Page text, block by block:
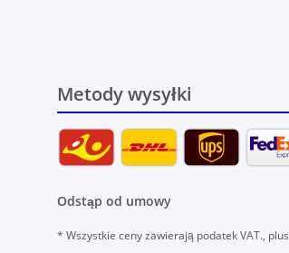
Metody wysyłki
Odstąp od umowy
* Wszystkie ceny zawierają podatek VAT., plus